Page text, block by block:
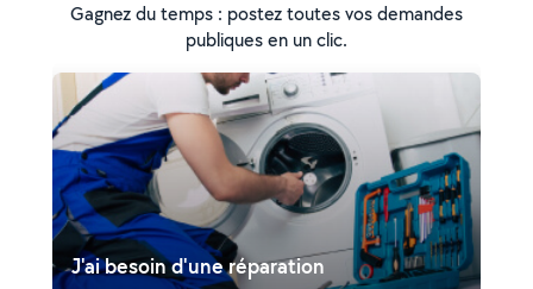
Gagnez du temps : postez toutes vos demandes
publiques en un clic.
J'ai besoin d'une réparation